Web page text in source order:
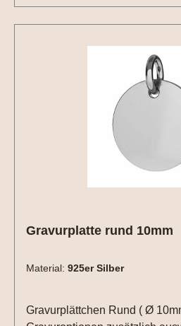
Gravurplatte rund 10mm
Material: 925er Silber
Gravurplättchen Rund ( Ø